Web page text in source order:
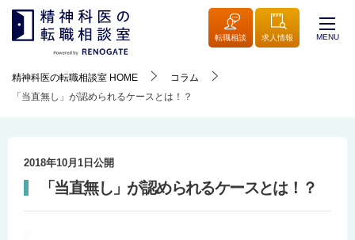
転職相談 求人情報 MENU
精神科医の転職相談室 HOME
コラム
「当直無し」が認められるケースとは！？
2018年10月1日 公開
「当直無し」が認められるケースとは！？